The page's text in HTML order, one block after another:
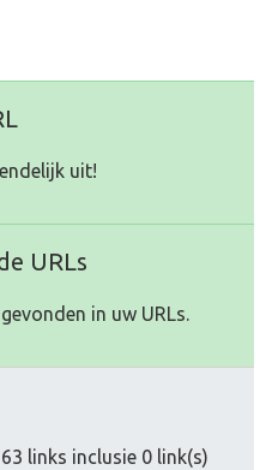
uit!
URLs
in uw URLs.
links inclusie 0 link(s)